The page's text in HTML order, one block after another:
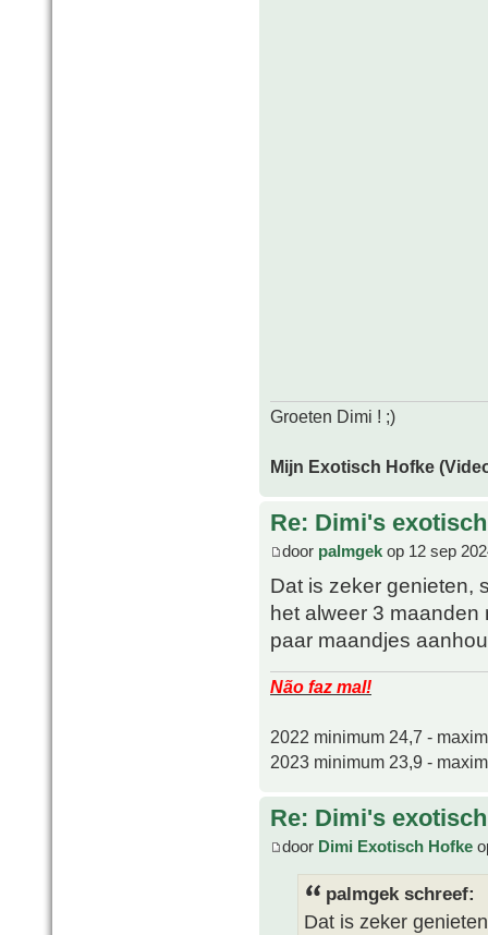
Groeten Dimi ! ;)
Mijn Exotisch Hofke
Re: Dimi's
door palmgek op 12 sep
Dat is zeker genieten,
het alweer 3
paar maandjes
Não faz mal!
2022 minimum 24,7 -
2023 minimum 23,9 -
Re: Dimi's
door Dimi Exotisch Hofke
palmgek schreef:
Dat is zeker